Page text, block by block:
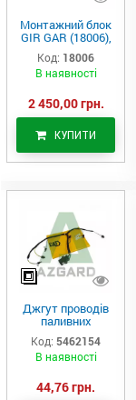
Монтажний блок
GIR GAR (18006),
Аналог
Код: 18006
В наявності
2 450,00 грн.
КУПИТИ
Джгут проводів
паливних
форсунок CAT
C7/C9 (546-2154)
Код: 5462154
В наявності
44,76 грн.